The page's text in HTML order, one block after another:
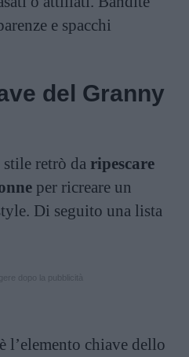
e spacchi
del Granny
retrò da ripescare
per ricreare un
Di seguito una lista
è l’elemento chiave dello